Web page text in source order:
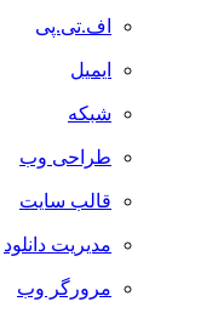
اف.تی.پی
ایمیل
شبکه
طراحی وب
قالب سایت
مدیریت دانلود
مرورگر وب